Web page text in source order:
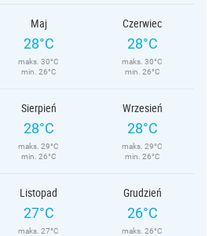
Maj
28°C
maks. 30°C
min. 26°C
Czerwiec
28°C
maks. 30°C
min. 26°C
Sierpień
28°C
maks. 29°C
min. 26°C
Wrzesień
28°C
maks. 29°C
min. 26°C
Listopad
27°C
maks. 27°C
Grudzień
26°C
maks. 26°C